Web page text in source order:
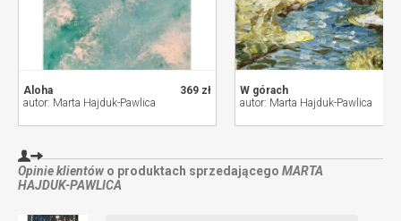
369 zł
Aloha
autor: Marta Hajduk-Pawlica
W górach
autor: Marta Hajduk-Pawlica
Opinie klientów o produktach sprzedającego MARTA
HAJDUK-PAWLICA